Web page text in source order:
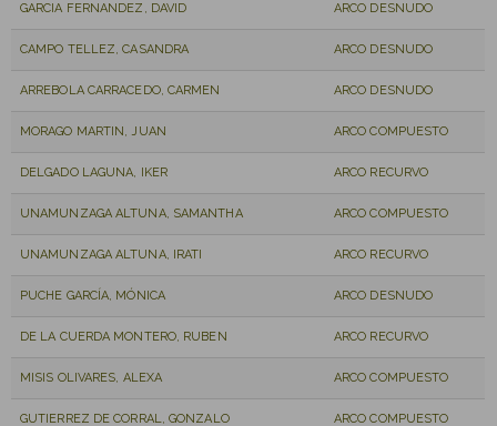
GARCIA FERNANDEZ, DAVID ARCO DESNUDO
CAMPO TELLEZ, CASANDRA ARCO DESNUDO
ARREBOLA CARRACEDO, CARMEN ARCO DESNUDO
MORAGO MARTIN, JUAN ARCO COMPUESTO
DELGADO LAGUNA, IKER ARCO RECURVO
UNAMUNZAGA ALTUNA, SAMANTHA ARCO COMPUESTO
UNAMUNZAGA ALTUNA, IRATI ARCO RECURVO
PUCHE GARCÍA, MÓNICA ARCO DESNUDO
DE LA CUERDA MONTERO, RUBEN ARCO RECURVO
MISIS OLIVARES, ALEXA ARCO COMPUESTO
GUTIERREZ DE CORRAL, GONZALO ARCO COMPUESTO